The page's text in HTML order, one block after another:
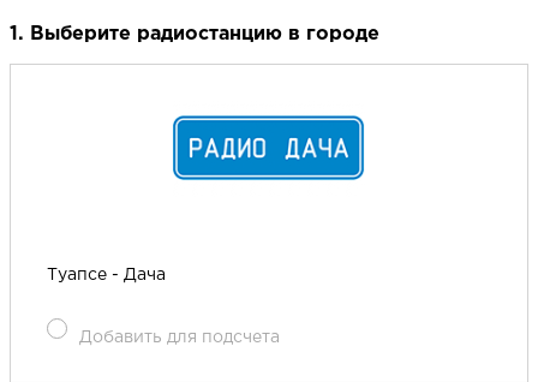
1. Выберите радиостанцию в городе
Туапсе - Дача
Добавить для подсчета